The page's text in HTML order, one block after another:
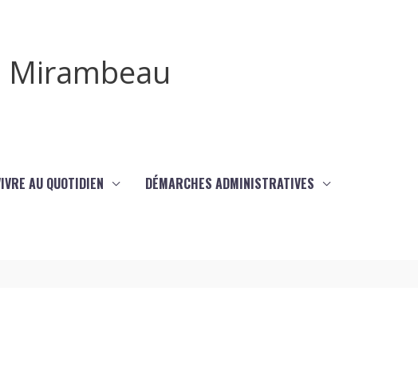
AU QUOTIDIEN DÉMARCHES ADMINISTRATIVES